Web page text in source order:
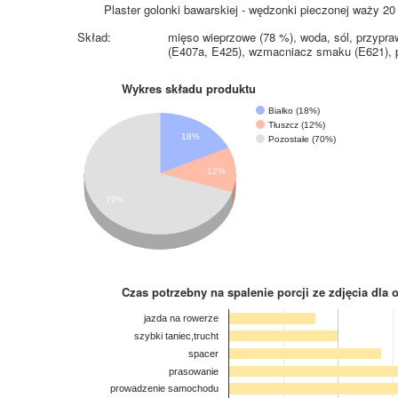
Plaster golonki bawarskiej - wędzonki pieczonej waży
Skład:
mięso wieprzowe (78 %), woda, sól,
(E407a, E425), wzmacniacz smaku
Wykres składu produktu
Białko (18%)
Tłuszcz (12%)
Pozostałe (70%)
18%
12%
70%
Czas potrzebny na spalenie porcji ze zdjęcia dla
jazda na rowerze
szybki taniec,trucht
spacer
prasowanie
prowadzenie samochodu